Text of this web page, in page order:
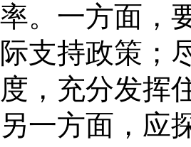
率。一方面，
际支持政策；
度，充分发挥
另一方面，应